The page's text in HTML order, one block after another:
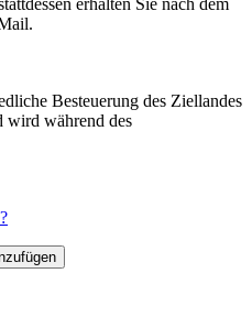
erhalten Sie nach dem
Besteuerung des Ziellandes
wird während des